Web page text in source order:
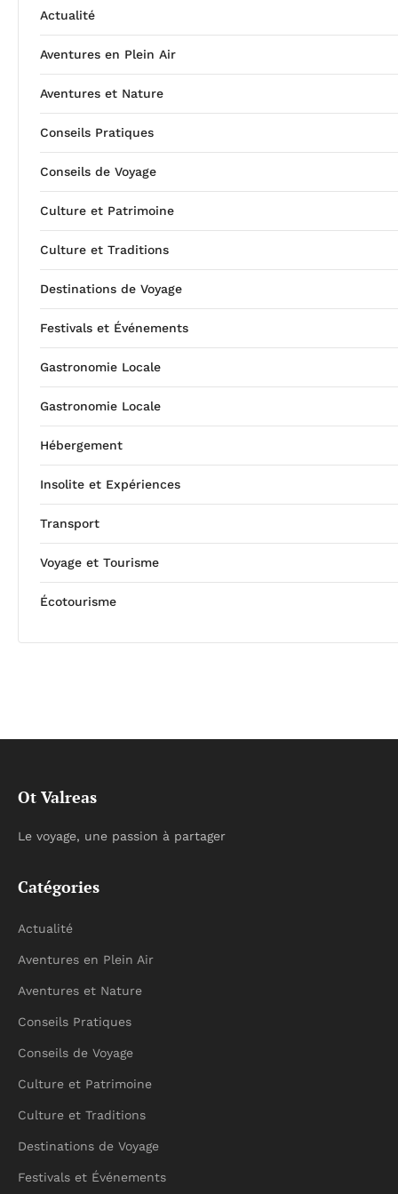
Actualité
Aventures en Plein Air
Aventures et Nature
Conseils Pratiques
Conseils de Voyage
Culture et Patrimoine
Culture et Traditions
Destinations de Voyage
Festivals et Événements
Gastronomie Locale
Gastronomie Locale
Hébergement
Insolite et Expériences
Transport
Voyage et Tourisme
Écotourisme
Ot Valreas
Le voyage, une passion à partager
Catégories
Actualité
Aventures en Plein Air
Aventures et Nature
Conseils Pratiques
Conseils de Voyage
Culture et Patrimoine
Culture et Traditions
Destinations de Voyage
Festivals et Événements